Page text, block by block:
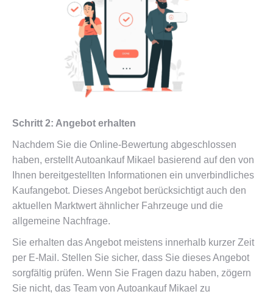
Schritt 2: Angebot erhalten
Nachdem Sie die Online-Bewertung abgeschlossen
haben, erstellt Autoankauf Mikael basierend auf den von
Ihnen bereitgestellten Informationen ein unverbindliches
Kaufangebot. Dieses Angebot berücksichtigt auch den
aktuellen Marktwert ähnlicher Fahrzeuge und die
allgemeine Nachfrage.
Sie erhalten das Angebot meistens innerhalb kurzer Zeit
per E-Mail. Stellen Sie sicher, dass Sie dieses Angebot
sorgfältig prüfen. Wenn Sie Fragen dazu haben, zögern
Sie nicht, das Team von Autoankauf Mikael zu